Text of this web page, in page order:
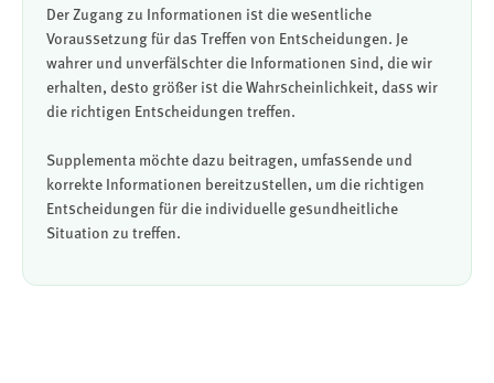
Der Zugang zu Informationen ist die wesentliche
Voraussetzung für das Treffen von Entscheidungen. Je
wahrer und unverfälschter die Informationen sind, die wir
erhalten, desto größer ist die Wahrscheinlichkeit, dass wir
die richtigen Entscheidungen treffen.
Supplementa möchte dazu beitragen, umfassende und
korrekte Informationen bereitzustellen, um die richtigen
Entscheidungen für die individuelle gesundheitliche
Situation zu treffen.